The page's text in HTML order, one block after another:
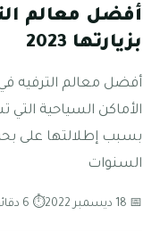
أفضل معالم
بزيارتها 2023
أفضل معالم الترفيه في
الأماكن السياحية التي
بسبب إطلالتها على
السنوات
📅 18 ديسمبر 2022 ⏱ 6 دقائق قراءة